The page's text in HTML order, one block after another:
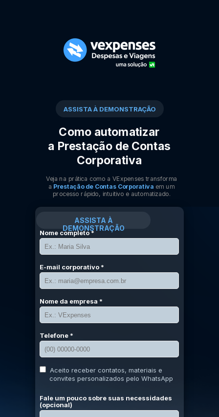
Nome completo *
E-mail corporativo *
Nome da empresa *
Telefone *
Aceito receber contatos, materiais e
convites personalizados pelo WhatsApp
Fale um pouco sobre suas necessidades
(opcional)
Como automatizar
a Prestação de Contas
Corporativa
Veja na prática como a VExpenses transforma
a Prestação de Contas Corporativa em um
processo rápido, intuitivo e automatizado.
ASSISTA À DEMONSTRAÇÃO
ASSISTA À
DEMONSTRAÇÃO